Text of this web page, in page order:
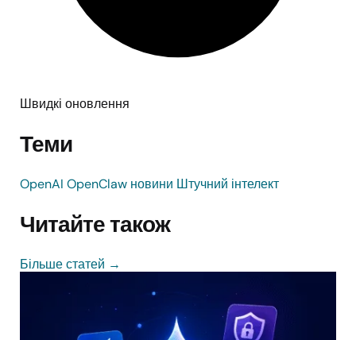
Швидкі оновлення
Теми
OpenAI OpenClaw новини Штучний інтелект
Читайте також
Більше статей →